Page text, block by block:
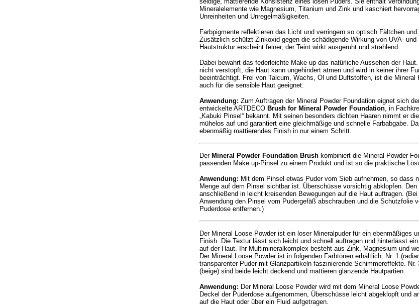
Mineralelemente wie Magnesium, Titanium und Zink und kaschiert
Unreinheiten und Unregelmäßigkeiten.
Farbpigmente reflektieren das Licht und verringern so optisch Fältchen und
Zusätzlich schützt Zinkoxid gegen die schädigende Wirkung von UVA- und
Hautstruktur erscheint feiner, der Teint wirkt ausgeruht und strahlend.
Dabei bewahrt das federleichte Make up das natürliche Aussehen der
nicht verstopft, die Haut kann ungehindert atmen und wird in keiner ihrer
beeinträchtigt. Frei von Talcum, Wachs, Öl und Duftstoffen, ist die Mineral
auch für die sensible Haut geeignet.
Anwendung: Zum Auftragen der Mineral Powder Foundation eignet sich
entwickelte ARTDECO Brush for Mineral Powder Foundation, in
„Kabuki Pinsel“ bekannt. Mit seinen besonders dichten Haaren nimmt er
mühelos auf und garantiert eine gleichmäßige und schnelle Farbabgabe.
ebenmäßig mattierendes Finish in nur einem Schritt.
Der Mineral Powder Foundation Brushkombiniert die Mineral Powder
passenden Make up-Pinsel zu einem Produkt und ist so die praktische
Anwendung: Mit dem Pinsel etwas Puder vom Sieb aufnehmen, so dass
Menge auf dem Pinsel sichtbar ist. Überschüsse vorsichtig abklopfen. Den
anschließend in leicht kreisenden Bewegungen auf die Haut auftragen. (Bei
Anwendung den Pinsel vom Pudergefäß abschrauben und die Schutzfolie
Puderdose entfernen.)
Der Mineral Loose Powder ist ein loser Mineralpuder für ein ebenmäßiges
Finish. Die Textur lässt sich leicht und schnell auftragen und hinterlässt
auf der Haut. Ihr Multimineralkomplex besteht aus Zink, Magnesium und
Der Mineral Loose Powder ist in folgenden Farbtönen erhältlich: Nr. 1
transparenter Puder mit Glanzpartikeln faszinierende Schimmereffekte. Nr.
(beige) sind beide leicht deckend und mattieren glänzende Hautpartien.
Anwendung: Der Mineral Loose Powder wird mit dem Mineral Loose
Deckel der Puderdose aufgenommen, Überschüsse leicht abgeklopft und
auf die Haut oder über ein Fluid aufgetragen.